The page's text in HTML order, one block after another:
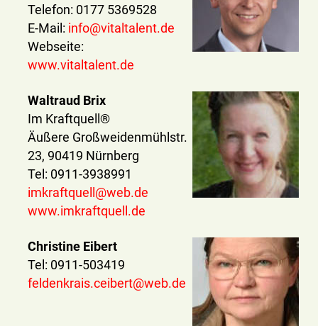
Telefon: 0177 5369528
E-Mail: info@vitaltalent.de
Webseite:
www.vitaltalent.de
Waltraud Brix
Im Kraftquell®
Äußere Großweidenmühlstr.
23, 90419 Nürnberg
Tel: 0911-3938991
imkraftquell@web.de
www.imkraftquell.de
Christine Eibert
Tel: 0911-503419
feldenkrais.ceibert@web.de